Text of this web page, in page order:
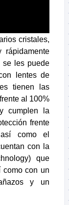
cristales,
se les puede
lentes de
tienen las
al 100%
cumplen la
frente
como el
con la
que
como con un
y un